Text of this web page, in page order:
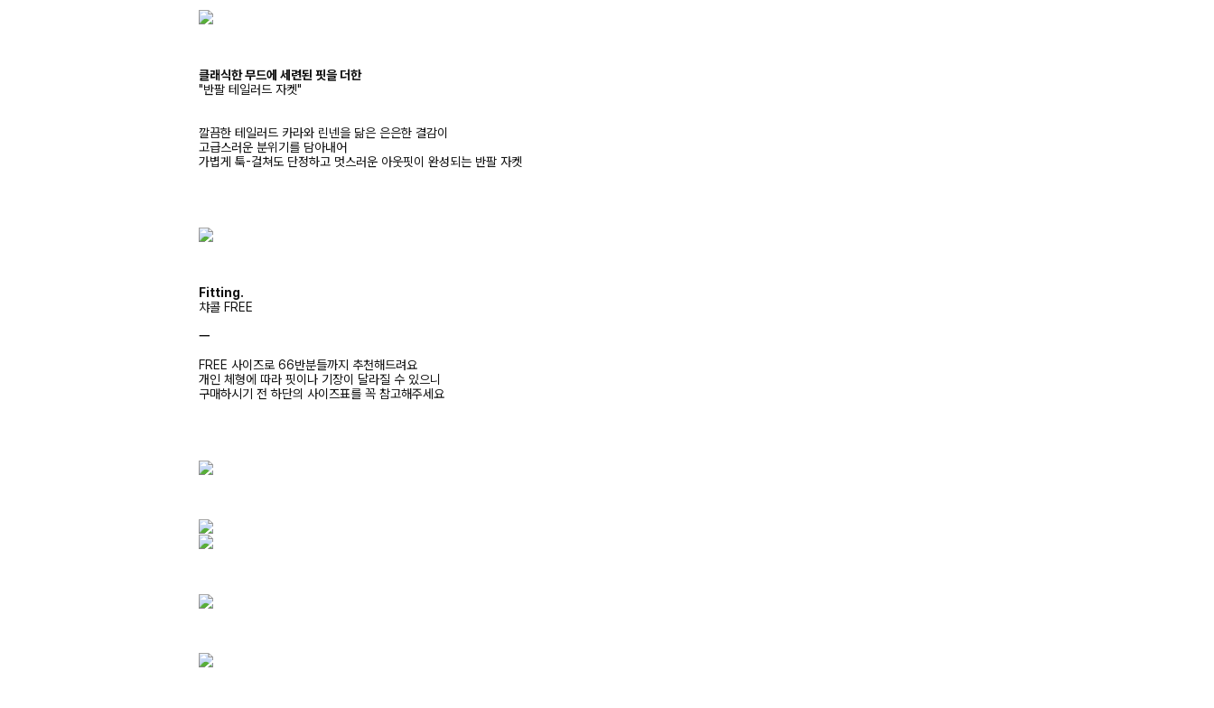
클래식한 무드에 세련된 핏을 더한
"반팔 테일러드 자켓"
깔끔한 테일러드 카라와 린넨을 닮은 은은한 결감이
고급스러운 분위기를 담아내어
가볍게 툭-걸쳐도 단정하고 멋스러운 아웃핏이 완성되는 반팔 자켓
Fitting.
챠콜 FREE
ㅡ
FREE 사이즈로 66반분들까지 추천해드려요
개인 체형에 따라 핏이나 기장이 달라질 수 있으니
구매하시기 전 하단의 사이즈표를 꼭 참고해주세요